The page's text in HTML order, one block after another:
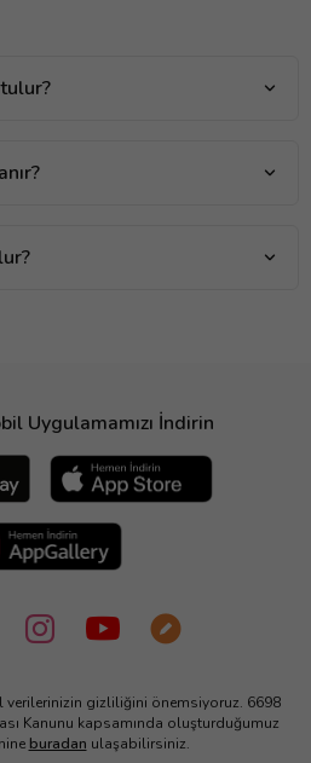
Uygulamamızı İndirin
verilerinizin gizliliğini önemsiyoruz. 6698
Kanunu kapsamında oluşturduğumuz
buradan ulaşabilirsiniz.